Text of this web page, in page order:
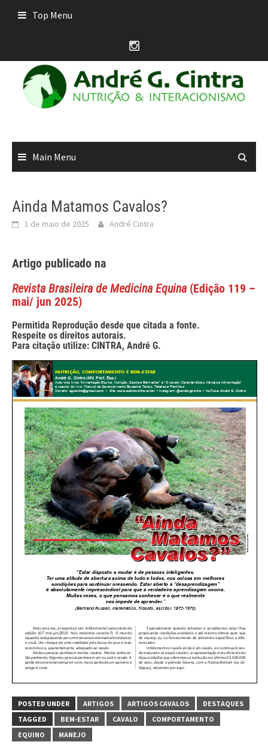
Top Menu
Main Menu
Ainda Matamos Cavalos?
1 de maio de 2025 André Cintra
Artigo publicado na
Revista Brasileira de Medicina Equina (Edição 119 –
mai/ jun 2025)
Permitida Reprodução desde que citada a fonte.
Respeite os direitos autorais.
Para citação utilize: CINTRA, André G.
POSTED UNDER ARTIGOS ARTIGOS CAVALOS
DESTAQUES
TAGGED
BEM-ESTAR CAVALO
COMPORTAMENTO
EQUINO
MANEJO